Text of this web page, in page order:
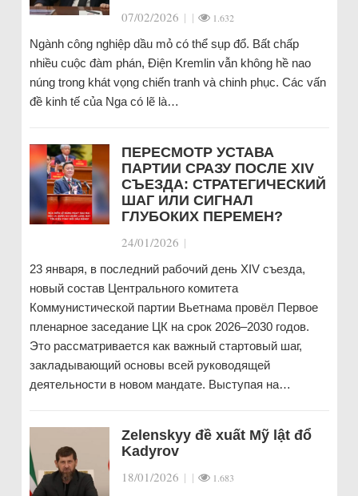
07/02/2026 | | 1.632
Ngành công nghiệp dầu mỏ có thể sụp đổ. Bất chấp
nhiều cuộc đàm phán, Điện Kremlin vẫn không hề nao
núng trong khát vọng chiến tranh và chinh phục. Các vấn
đề kinh tế của Nga có lẽ là…
ПЕРЕСМОТР УСТАВА
ПАРТИИ СРАЗУ ПОСЛЕ XIV
СЪЕЗДА: СТРАТЕГИЧЕСКИЙ
ШАГ ИЛИ СИГНАЛ
ГЛУБОКИХ ПЕРЕМЕН?
24/01/2026 |
23 января, в последний рабочий день XIV съезда,
новый состав Центрального комитета
Коммунистической партии Вьетнама провёл Первое
пленарное заседание ЦК на срок 2026–2030 годов.
Это рассматривается как важный стартовый шаг,
закладывающий основы всей руководящей
деятельности в новом мандате. Выступая на…
Zelenskyy đề xuất Mỹ lật đổ
Kadyrov
18/01/2026 | | 1.683